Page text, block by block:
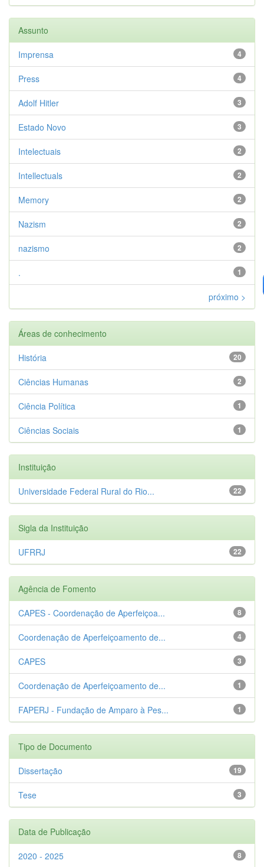
Assunto
4
Imprensa
4
Press
3
Adolf Hitler
3
Estado Novo
2
Intelectuais
2
Intellectuals
2
Memory
2
Nazism
2
nazismo
1
.
próximo >
Áreas de conhecimento
20
História
2
Ciências Humanas
1
Ciência Política
1
Ciências Sociais
Instituição
22
Universidade Federal Rural do Rio...
Sigla da Instituição
22
UFRRJ
Agência de Fomento
8
CAPES - Coordenação de Aperfeiçoa...
4
Coordenação de Aperfeiçoamento de...
3
CAPES
1
Coordenação de Aperfeiçoamento de...
1
FAPERJ - Fundação de Amparo à Pes...
Tipo de Documento
19
Dissertação
3
Tese
Data de Publicação
8
2020 - 2025